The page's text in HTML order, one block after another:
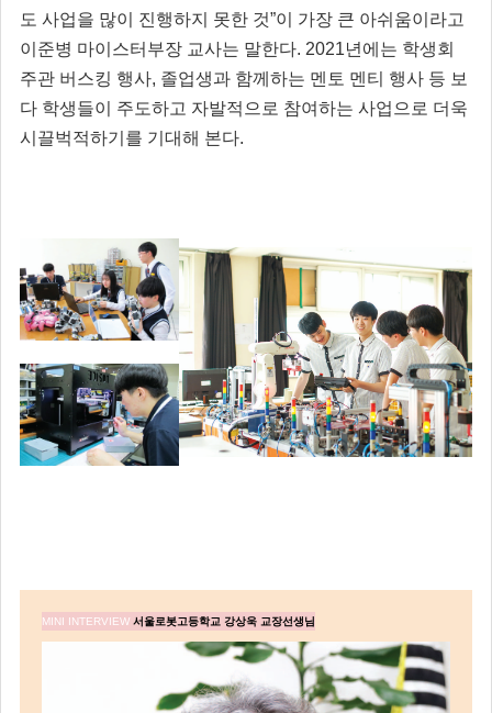
도 사업을 많이 진행하지 못한 것”이 가장 큰 아쉬움이라고
이준병 마이스터부장 교사는 말한다. 2021년에는 학생회
주관 버스킹 행사, 졸업생과 함께하는 멘토 멘티 행사 등 보
다 학생들이 주도하고 자발적으로 참여하는 사업으로 더욱
시끌벅적하기를 기대해 본다.
MINI INTERVIEW 서울로봇고등학교 강상욱 교장선생님